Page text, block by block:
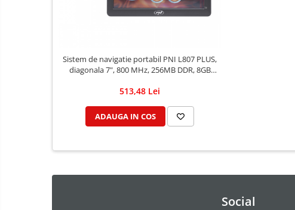
Sistem de navigatie portabil PNI L807 PLUS,
diagonala 7", 800 MHz, 256MB DDR, 8GB
513,48 Lei
ADAUGA IN COS
Social